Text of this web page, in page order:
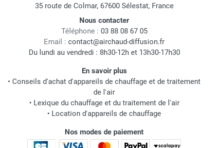
35 route de Colmar, 67600 Sélestat, France
Nous contacter
Téléphone : 03 88 08 67 05
Email : contact@airchaud-diffusion.fr
Du lundi au vendredi : 8h30-12h et 13h30-17h30
En savoir plus
• Conseils d'achat d'appareils de chauffage et de traitement
de l'air
• Lexique du chauffage et du traitement de l'air
• Location d'appareils de chauffage
Nos modes de paiement